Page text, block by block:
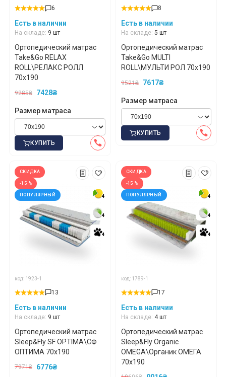
6
Есть в наличии
На складе: 9 шт
Ортопедический матрас
Take&Go RELAX
ROLL\РЕЛАКС РОЛЛ
70x190
9285₴ 7428₴
Размер матраса
КУПИТЬ
8
Есть в наличии
На складе: 5 шт
Ортопедический матрас
Take&Go MULTI
ROLL\МУЛЬТИ РОЛ 70x190
9521₴ 7617₴
Размер матраса
КУПИТЬ
4
4
4
СКИДКА
-15 %
ПОПУЛЯРНЫЙ
код: 1923-1
13
Есть в наличии
На складе: 9 шт
4
4
4
Ортопедический матрас
Sleep&Fly SF OPTIMA\СФ
ОПТИМА 70x190
7971₴ 6776₴
4
4
4
СКИДКА
-15 %
ПОПУЛЯРНЫЙ
код: 1789-1
17
Есть в наличии
На складе: 4 шт
4
4
4
Ортопедический матрас
Sleep&Fly Organic
OMEGA\Органик ОМЕГА
70x190